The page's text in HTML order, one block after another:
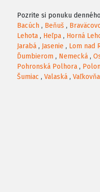
Pozrite si ponuku
Bacúch , Beňuš ,
Lehota , Heľpa , Horná
Jarabá , Jasenie , Lom nad
Ďumbierom , Nemecká ,
Pohronská Polhora ,
Šumiac , Valaská , Vaľkovňa